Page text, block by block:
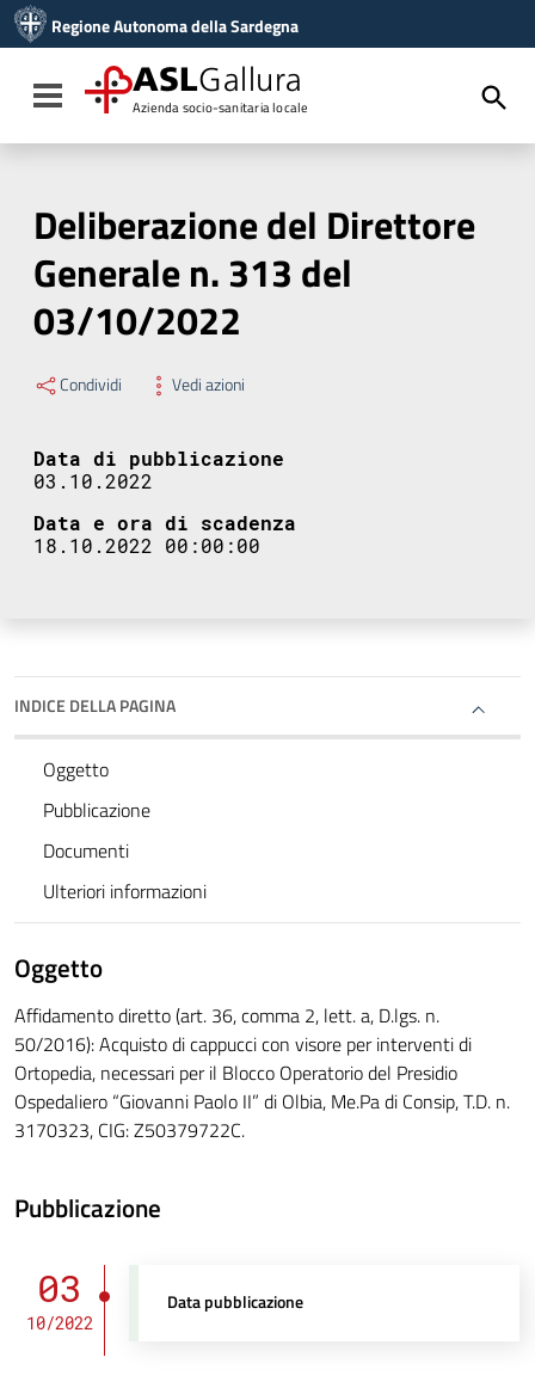
Vai al menu di navigazione
Vai al footer
Regione Autonoma della Sardegna
Toggle navigation
ASLGallura
Azienda socio-sanitaria locale
Deliberazione del Direttore
Generale n. 313 del
03/10/2022
Condividi Vedi azioni
Data di pubblicazione
03.10.2022
Data e ora di scadenza
18.10.2022 00:00:00
INDICE DELLA PAGINA
Oggetto
Pubblicazione
Documenti
Ulteriori informazioni
Oggetto
Affidamento diretto (art. 36, comma 2, lett. a, D.lgs. n.
50/2016): Acquisto di cappucci con visore per interventi di
Ortopedia, necessari per il Blocco Operatorio del Presidio
Ospedaliero “Giovanni Paolo II” di Olbia, Me.Pa di Consip, T.D. n.
3170323, CIG: Z50379722C.
Pubblicazione
03
10/2022
Data pubblicazione